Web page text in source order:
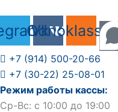
содержимому
Vk
+7 (914) 500-20-66
+7 (30-22) 25-08-01
Режим работы кассы:
Ср-Вс: с 10:00 до 19:00